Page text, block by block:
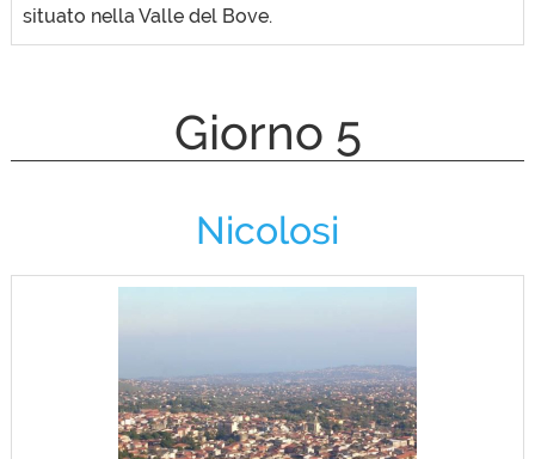
situato nella Valle del Bove.
Giorno 5
Nicolosi